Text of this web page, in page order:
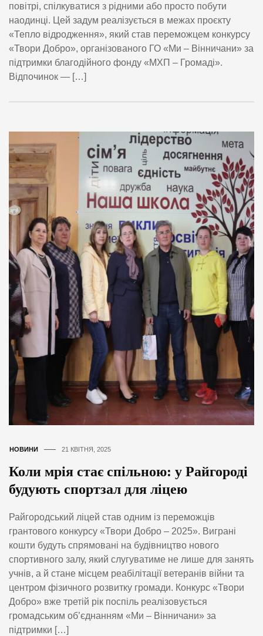
повітрі, спілкуватися з рідними або просто побути
наодинці. Цей задум реалізується в межах проєкту
«Тепло відродження», який став переможцем конкурсу
«Твори Добро», організованого ГО «Ми – Вінничани» за
підтримки благодійного фонду «МХП – Громаді».
Відпочинок — […]
НОВИНИ 21 КВІТНЯ, 2025
Коли мрія стає спільною: у Райгороді
будують спортзал для ліцею
Райгородський ліцей став одним із переможців
грантового конкурсу «Твори Добро – 2025». Виграні
кошти будуть спрямовані на будівництво нового
спортивного залу, який слугуватиме не лише для занять
учнів, а й стане місцем реабілітації ветеранів війни та
центром фізичного розвитку громади. Конкурс «Твори
Добро» вже третій рік поспіль реалізовується
громадським об’єднанням «Ми – Вінничани» за
підтримки […]